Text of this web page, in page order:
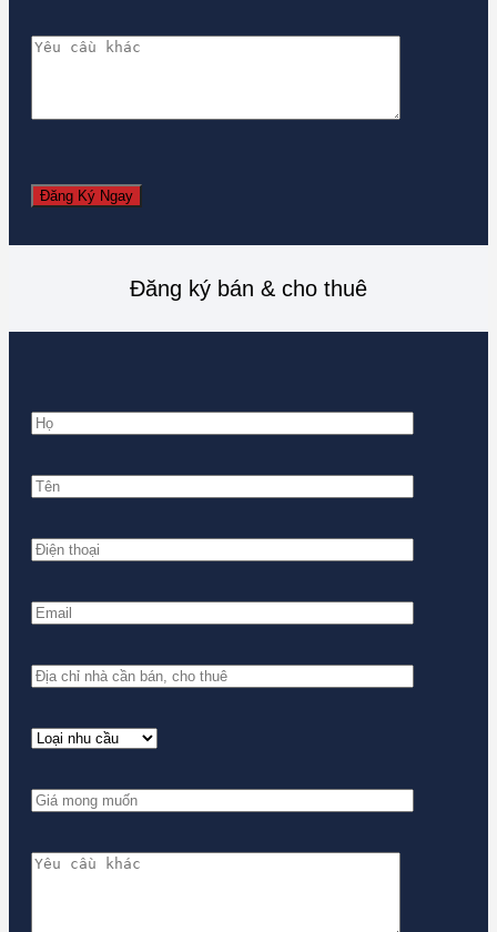
Đăng ký bán & cho thuê